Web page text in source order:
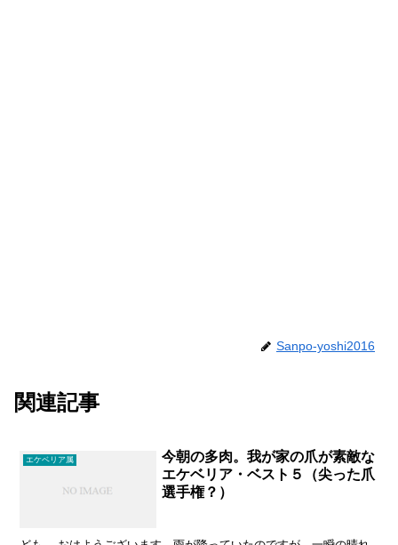
Sanpo-yoshi2016
関連記事
エケベリア属
今朝の多肉。我が家の爪が素敵な
エケベリア・ベスト５（尖った爪
選手権？）